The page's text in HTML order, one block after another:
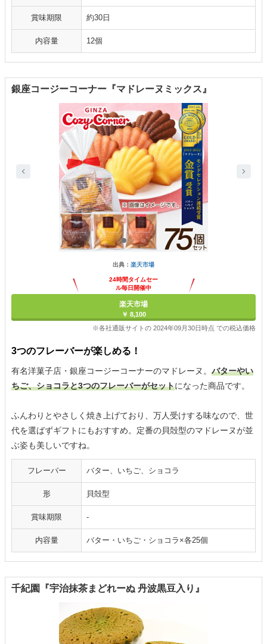
賞味期限 約30日
内容量 12個
銀座コージーコーナー『マドレーヌミックス』
出典： 楽天市場
24時間タイムセー
ル毎日開催中
楽天市場
￥ 8,100
※各社通販サイトの 2024年09月30日時点 での税込価格
3つのフレーバーが楽しめる！
有名洋菓子店・銀座コージーコーナーのマドレーヌ。 バターやい
ちご、ショコラと3つのフレーバーがセットになった商品です。
ふんわりとやさしく焼き上げており、万人受けする味なので、世
代を選ばずギフトにもおすすめ。定番の貝殻型のマドレーヌが並
ぶ姿も美しいですね。
フレーバー バター、いちご、ショコラ
形 貝殻型
賞味期限 -
内容量 バター・いちご・ショコラ×各25個
千紀園『宇治抹茶まどれーぬ 丹波黒豆入り』